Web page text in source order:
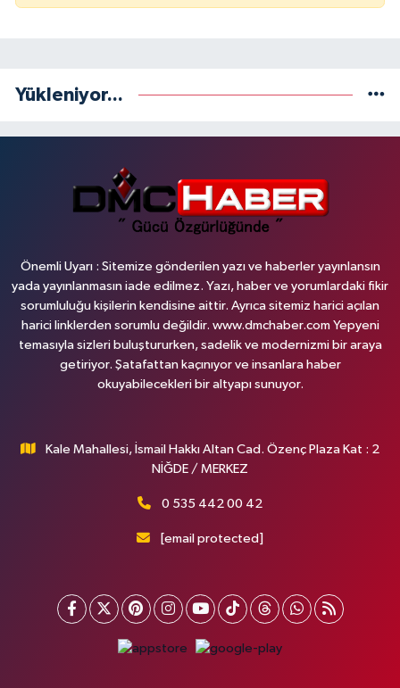
Yükleniyor...
Önemli Uyarı : Sitemize gönderilen yazı ve haberler yayınlansın
yada yayınlanmasın iade edilmez. Yazı, haber ve yorumlardaki fikir
sorumluluğu kişilerin kendisine aittir. Ayrıca sitemiz harici açılan
harici linklerden sorumlu değildir. www.dmchaber.com Yepyeni
temasıyla sizleri buluştururken, sadelik ve modernizmi bir araya
getiriyor. Şatafattan kaçınıyor ve insanlara haber
okuyabilecekleri bir altyapı sunuyor.
Kale Mahallesi, İsmail Hakkı Altan Cad. Özenç Plaza Kat : 2
NİĞDE / MERKEZ
0 535 442 00 42
[email protected]